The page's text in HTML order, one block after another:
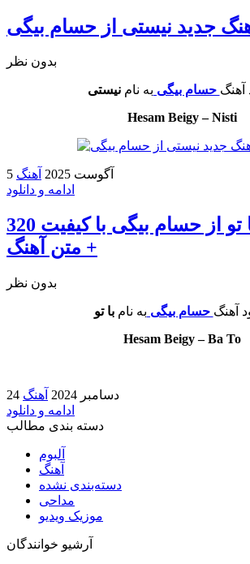
جدید نیستی از حسام بیگی
بدون نظر
آهنگ حسام بیگی به نامنیستی
Hesam Beigy – Nisti
5 آگوست 2025
آهنگ
ادامه و دانلود
دانلود آهنگ با تو از حسام بیگی با کیفیت 320
+ متن آهنگ
بدون نظر
آهنگ حسام بیگی به نامبا تو
Hesam Beigy – Ba To
24 دسامبر 2024
آهنگ
ادامه و دانلود
دسته بندی مطالب
آلبوم
آهنگ
دسته‌بندی نشده
مداحی
موزیک ویدیو
آرشیو خوانندگان